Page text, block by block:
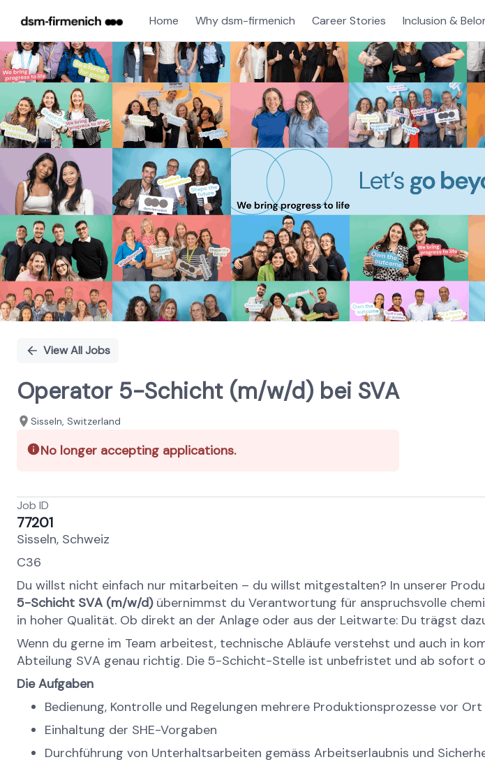
Home Why dsm-firmenich Career Stories Inclusion &
Single
Position
View All Jobs
Operator 5-Schicht (m/w/d) bei SVA
Sisseln, Switzerland
No longer accepting applications.
Job ID
77201
Sisseln, Schweiz
C36
Du willst nicht einfach nur mitarbeiten – du willst mitgestalten? In unserer
5-Schicht SVA (m/w/d)übernimmst du Verantwortung für anspruchsvolle
in hoher Qualität. Ob direkt an der Anlage oder aus der Leitwarte: Du trägst
Wenn du gerne im Team arbeitest, technische Abläufe verstehst und auch in
Abteilung SVA genau richtig. Die 5-Schicht-Stelle ist unbefristet und ab sofort
Die Aufgaben
Bedienung, Kontrolle und Regelungen mehrere Produktionsprozesse vor
Einhaltung der SHE-Vorgaben
Durchführung von Unterhaltsarbeiten gemäss Arbeitserlaubnis und